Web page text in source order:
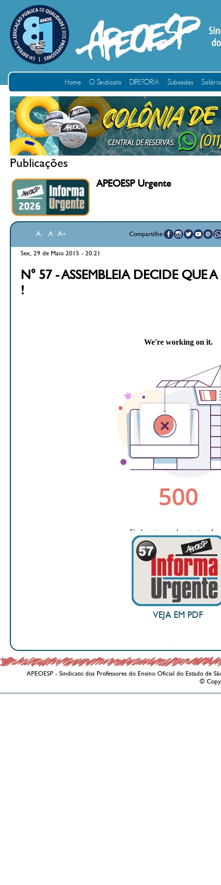
Home O Sindicato DIRETORIA Subsedes
Publicações
APEOESP Urgente
A- A A+ Compartilhe:
Sex, 29 de Maio 2015 - 20:21
N° 57 - ASSEMBLEIA DECIDE QUE
!
VEJA EM PDF
APEOESP - Sindicato dos Professores do Ensino Oficial do Estado de
©